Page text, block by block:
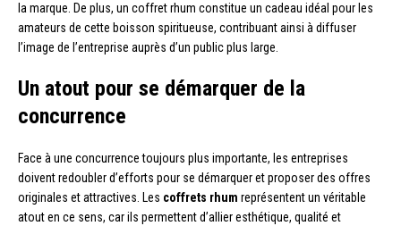
la marque. De plus, un coffret rhum constitue un cadeau idéal pour les
amateurs de cette boisson spiritueuse, contribuant ainsi à diffuser
l’image de l’entreprise auprès d’un public plus large.
Un atout pour se démarquer de la
concurrence
Face à une concurrence toujours plus importante, les entreprises
doivent redoubler d’efforts pour se démarquer et proposer des offres
originales et attractives. Les coffrets rhum représentent un véritable
atout en ce sens, car ils permettent d’allier esthétique, qualité et